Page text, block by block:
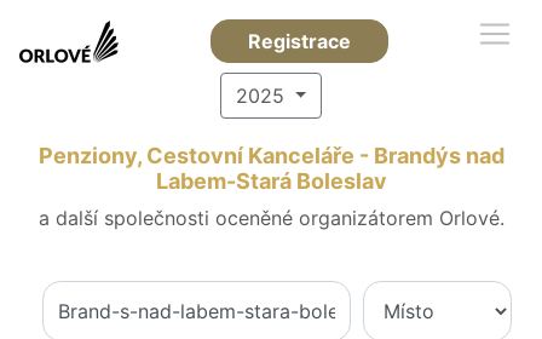
Registrace
2025
Penziony, Cestovní Kanceláře - Brandýs nad
Labem-Stará Boleslav
a další společnosti oceněné organizátorem Orlové.